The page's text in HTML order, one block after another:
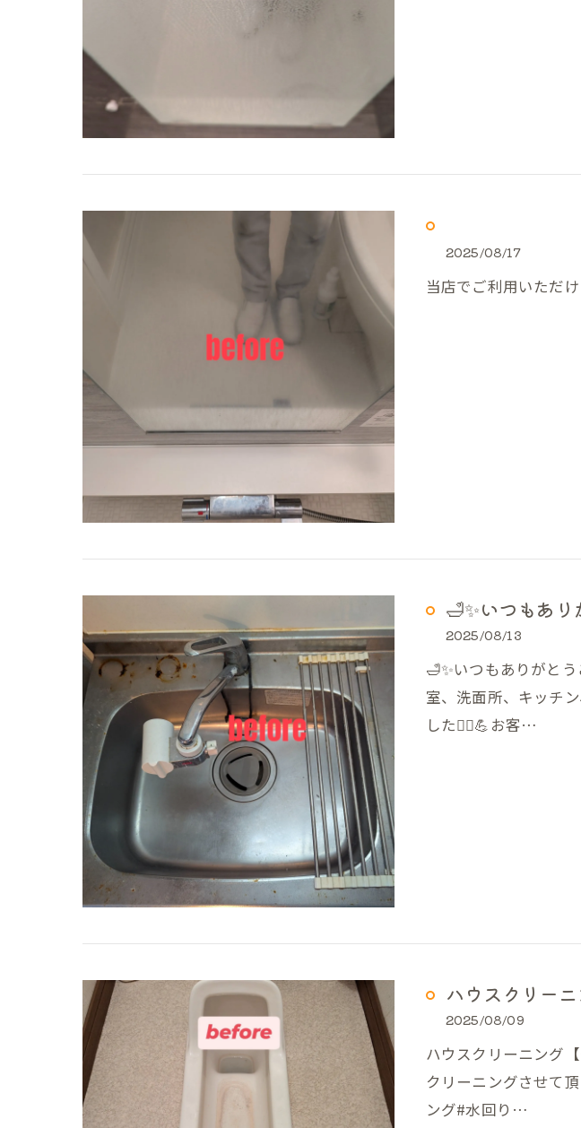
2025/08/17
当店でご利用いただ
🛁✨いつもあ
2025/08/13
🛁✨いつもありがと
室、洗面所、キッチ
した👷‍♂️💪お客…
ハウスクリーニ
2025/08/09
ハウスクリーニング
クリーニングさせて
ング#水回り…